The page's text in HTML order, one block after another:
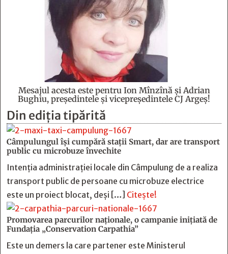
Mesajul acesta este pentru Ion Mînzînă şi Adrian
Bughiu, preşedintele şi vicepreşedintele CJ Argeş!
Din ediția tipărită
Câmpulungul îşi cumpără staţii Smart, dar are transport
public cu microbuze învechite
Intenția administrației locale din Câmpulung de a realiza
transport public de persoane cu microbuze electrice
este un proiect blocat, deși […] Citește!
Promovarea parcurilor naționale, o campanie inițiată de
Fundația „Conservation Carpathia”
Este un demers la care partener este Ministerul